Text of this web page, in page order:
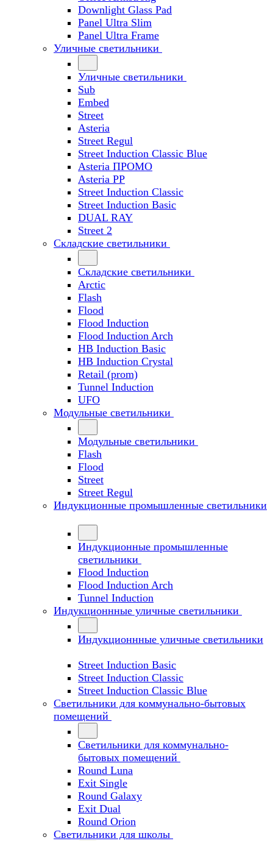
Downlight Glass Pad
Panel Ultra Slim
Panel Ultra Frame
Уличные светильники
Уличные светильники
Sub
Embed
Street
Asteria
Street Regul
Street Induction Classic Blue
Asteria ПРОМО
Asteria PP
Street Induction Classic
Street Induction Basic
DUAL RAY
Street 2
Складские светильники
Складские светильники
Arctic
Flash
Flood
Flood Induction
Flood Induction Arch
HB Induction Basic
HB Induction Crystal
Retail (prom)
Tunnel Induction
UFO
Модульные светильники
Модульные светильники
Flash
Flood
Street
Street Regul
Индукционные промышленные светильники
Индукционные промышленные
светильники
Flood Induction
Flood Induction Arch
Tunnel Induction
Индукционнные уличные светильники
Индукционнные уличные светильники
Street Induction Basic
Street Induction Classic
Street Induction Classic Blue
Светильники для коммунально-бытовых
помещений
Светильники для коммунально-
бытовых помещений
Round Luna
Exit Single
Round Galaxy
Exit Dual
Round Orion
Светильники для школы